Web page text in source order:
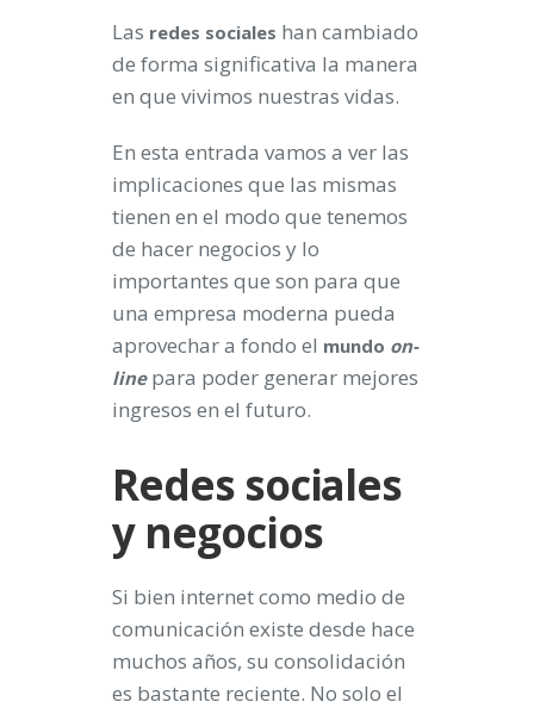
Las redes sociales han cambiado
de forma significativa la manera
en que vivimos nuestras vidas.
En esta entrada vamos a ver las
implicaciones que las mismas
tienen en el modo que tenemos
de hacer negocios y lo
importantes que son para que
una empresa moderna pueda
aprovechar a fondo el mundo on-
linepara poder generar mejores
ingresos en el futuro.
Redes sociales
y negocios
Si bien internet como medio de
comunicación existe desde hace
muchos años, su consolidación
es bastante reciente. No solo el